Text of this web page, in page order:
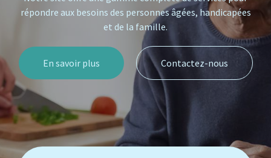
répondre aux besoins des personnes âgées, handicapées
et de la famille.
En savoir plus Contactez-nous